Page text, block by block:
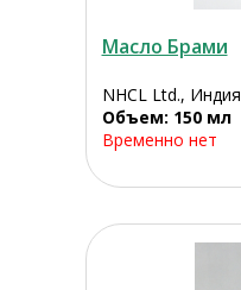
Масло Брами
NHCL Ltd., Индия
Объем: 150 мл
Временно нет